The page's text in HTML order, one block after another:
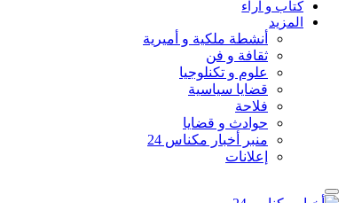
كتاب و آراء
المزيد
أنشطة ملكية و أميرية
ثقافة و فن
علوم و تكنلوجيا
قضايا سياسية
فلاحة
حوادث و قضايا
منبر أخبار مكناس 24
إعلانات